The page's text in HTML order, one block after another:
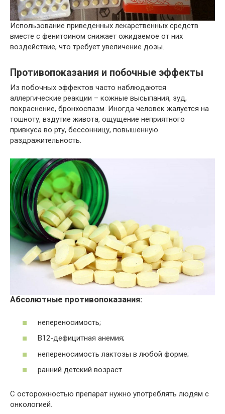
Использование приведенных лекарственных средств
вместе с фенитоином снижает ожидаемое от них
воздействие, что требует увеличение дозы.
Противопоказания и побочные эффекты
Из побочных эффектов часто наблюдаются
аллергические реакции – кожные высыпания, зуд,
покраснение, бронхоспазм. Иногда человек жалуется на
тошноту, вздутие живота, ощущение неприятного
привкуса во рту, бессонницу, повышенную
раздражительность.
Абсолютные противопоказания:
непереносимость;
В12-дефицитная анемия;
непереносимость лактозы в любой форме;
ранний детский возраст.
С осторожностью препарат нужно употреблять людям с
онкологией.